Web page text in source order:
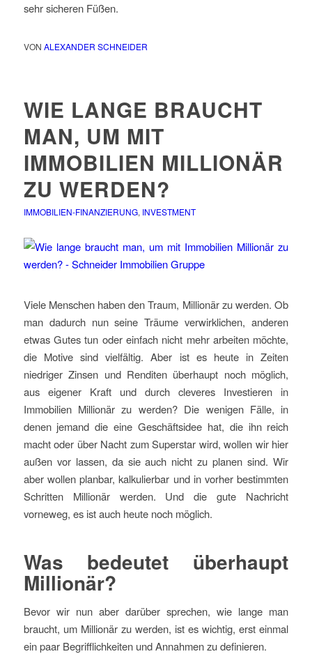
sehr sicheren Füßen.
VON ALEXANDER SCHNEIDER
WIE LANGE BRAUCHT
MAN, UM MIT
IMMOBILIEN MILLIONÄR
ZU WERDEN?
IMMOBILIEN-FINANZIERUNG, INVESTMENT
Viele Menschen haben den Traum, Millionär zu werden. Ob
man dadurch nun seine Träume verwirklichen, anderen
etwas Gutes tun oder einfach nicht mehr arbeiten möchte,
die Motive sind vielfältig. Aber ist es heute in Zeiten
niedriger Zinsen und Renditen überhaupt noch möglich,
aus eigener Kraft und durch cleveres Investieren in
Immobilien Millionär zu werden? Die wenigen Fälle, in
denen jemand die eine Geschäftsidee hat, die ihn reich
macht oder über Nacht zum Superstar wird, wollen wir hier
außen vor lassen, da sie auch nicht zu planen sind. Wir
aber wollen planbar, kalkulierbar und in vorher bestimmten
Schritten Millionär werden. Und die gute Nachricht
vorneweg, es ist auch heute noch möglich.
Was bedeutet überhaupt
Millionär?
Bevor wir nun aber darüber sprechen, wie lange man
braucht, um Millionär zu werden, ist es wichtig, erst einmal
ein paar Begrifflichkeiten und Annahmen zu definieren.